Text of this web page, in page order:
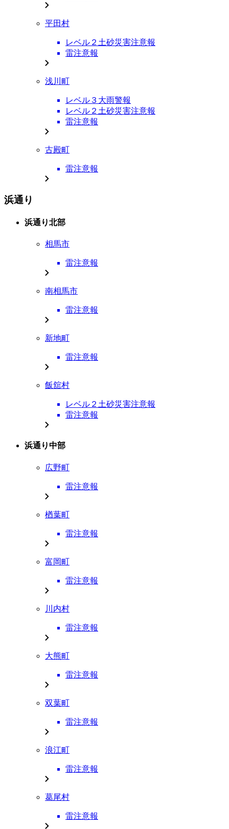
平田村
レベル２土砂災害注意報
雷注意報
浅川町
レベル３大雨警報
レベル２土砂災害注意報
雷注意報
古殿町
雷注意報
浜通り
浜通り北部
相馬市
雷注意報
南相馬市
雷注意報
新地町
雷注意報
飯舘村
レベル２土砂災害注意報
雷注意報
浜通り中部
広野町
雷注意報
楢葉町
雷注意報
富岡町
雷注意報
川内村
雷注意報
大熊町
雷注意報
双葉町
雷注意報
浪江町
雷注意報
葛尾村
雷注意報